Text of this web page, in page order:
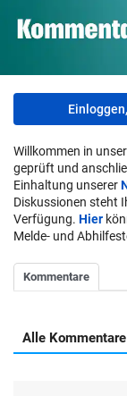
Willkommen in
geprüft und
Einhaltung unserer
Diskussionen steht
Verfügung. Hier
Melde- und